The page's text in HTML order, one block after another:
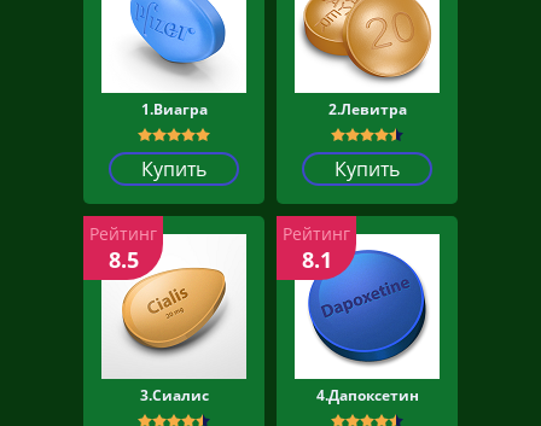
1.Виагра
Купить
2.Левитра
Купить
3.Сиалис
Рейтинг
8.5
4.Дапоксетин
Рейтинг
8.1